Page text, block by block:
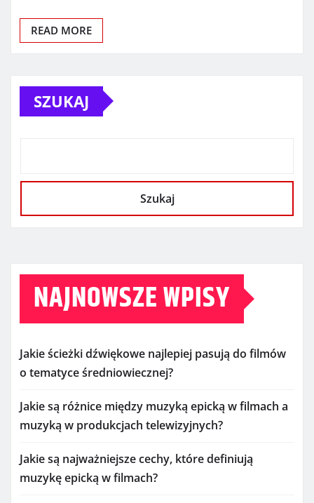
READ MORE
SZUKAJ
Szukaj
NAJNOWSZE WPISY
Jakie ścieżki dźwiękowe najlepiej pasują do filmów
o tematyce średniowiecznej?
Jakie są różnice między muzyką epicką w filmach a
muzyką w produkcjach telewizyjnych?
Jakie są najważniejsze cechy, które definiują
muzykę epicką w filmach?